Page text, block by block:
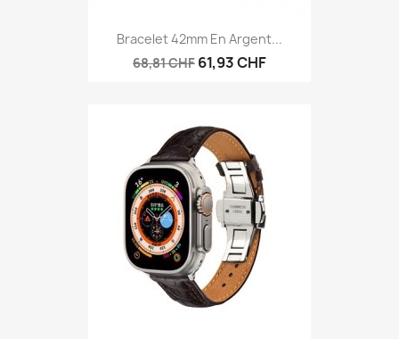
Bracelet 42mm En Argent...
68,81 CHF 61,93 CHF